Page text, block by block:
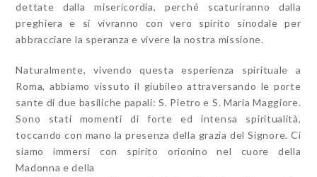
dettate dalla misericordia, perché scaturiranno dalla
preghiera e si vivranno con vero spirito sinodale per
abbracciare la speranza e vivere la nostra missione.
Naturalmente, vivendo questa esperienza spirituale a
Roma, abbiamo vissuto il giubileo attraversando le porte
sante di due basiliche papali: S. Pietro e S. Maria Maggiore.
Sono stati momenti di forte ed intensa spiritualità,
toccando con mano la presenza della grazia del Signore. Ci
siamo immersi con spirito orionino nel cuore della
Madonna e della